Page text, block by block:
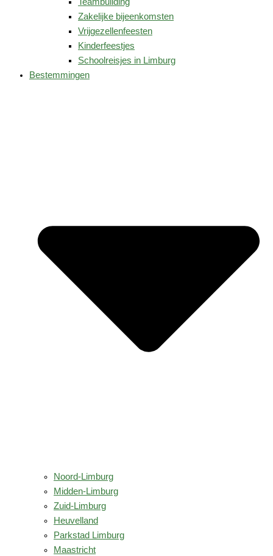
Zakelijke bijeenkomsten
Vrijgezellenfeesten
Kinderfeestjes
Schoolreisjes in Limburg
Bestemmingen
Noord-Limburg
Midden-Limburg
Zuid-Limburg
Heuvelland
Parkstad Limburg
Maastricht